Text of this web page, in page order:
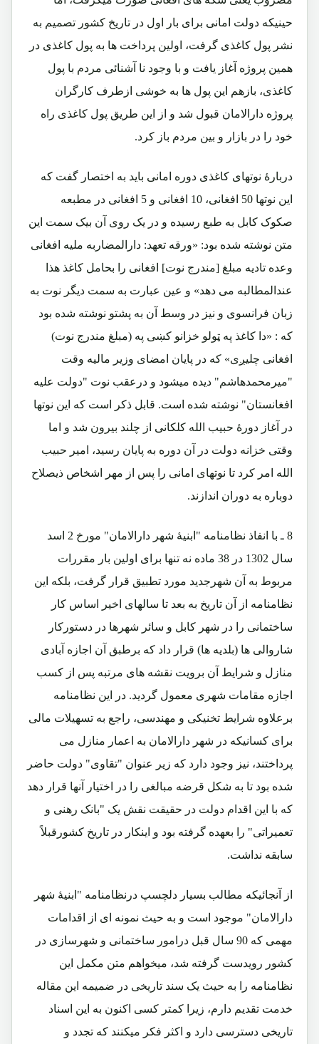
حینیکه دولت امانی برای بار اول در تاریخ کشور تصمیم به
نشر پول کاغذی گرفت، اولین پرداخت ها به پول کاغذی در
همین پروژه آغاز یافت و با وجود نا آشنائی مردم با پول
کاغذی، بازهم این پول ها به خوشی ازطرف کارگران
پروژه دارالامان قبول شد و از این طریق پول کاغذی راه
خود را در بازار و بین مردم باز کرد.
دربارۀ نوتهای کاغذی دوره امانی باید به اختصار گفت که
این نوتها 50 افغانی، 10 افغانی و 5 افغانی در مطبعه
صکوک کابل به طبع رسیده و در یک روی آن بیک سمت این
متن نوشته شده بود: «ورقه تعهد: دارالمضاربه ملیه افغانی
وعده تادیه مبلغ [مندرج نوت] افغانی را بحامل کاغذ هذا
عندالمطالبه می دهد» و عین عبارت به سمت دیگر نوت به
زبان فرانسوی و نیز در وسط آن به پشتو نوشته شده بود
که : «دا کاغذ په ټولو خزانو کښی په (مبلغ مندرج نوت)
افغانی چلیږی» که در پایان امضای وزیر مالیه وقت
"میرمحمدهاشم" دیده میشود و درعقب نوت "دولت علیه
افغانستان" نوشته شده است. قابل ذکر است که این نوتها
در آغاز دورۀ حبیب الله کلکانی از چلند بیرون شد و اما
وقتی خزانه دولت در آن دوره به پایان رسید، امیر حبیب
الله امر کرد تا نوتهای امانی را پس از مهر اشخاص ذیصلاح
دوباره به دوران اندازند.
8 ـ با انفاذ نظامنامه "ابنیۀ شهر دارالامان" مورخ 2 اسد
سال 1302 در 38 ماده نه تنها برای اولین بار مقررات
مربوط به آن شهرجدید مورد تطبیق قرار گرفت، بلکه این
نظامنامه از آن تاریخ به بعد تا سالهای اخیر اساس کار
ساختمانی را در شهر کابل و سائر شهرها در دستورکار
شاروالی ها (بلدیه ها) قرار داد که برطبق آن اجازه آبادی
منازل و شرایط آن برویت نقشه های مرتبه پس از کسب
اجازه مقامات شهری معمول گردید. در این نظامنامه
برعلاوه شرایط تخنیکی و مهندسی، راجع به تسهیلات مالی
برای کسانیکه در شهر دارالامان به اعمار منازل می
پرداختند، نیز وجود دارد که زیر عنوان "تقاوی" دولت حاضر
شده بود تا به شکل قرضه مبالغی را در اختیار آنها قرار دهد
که با این اقدام دولت در حقیقت نقش یک "بانک رهنی و
تعمیراتی" را بعهده گرفته بود و اینکار در تاریخ کشورقبلاً
سابقه نداشت.
از آنجائیکه مطالب بسیار دلچسپ درنظامنامه "ابنیۀ شهر
دارالامان" موجود است و به حیث نمونه ای از اقدامات
مهمی که 90 سال قبل درامور ساختمانی و شهرسازی در
کشور رویدست گرفته شد، میخواهم متن مکمل این
نظامنامه را به حیث یک سند تاریخی در ضمیمه این مقاله
خدمت تقدیم دارم، زیرا کمتر کسی اکنون به این اسناد
تاریخی دسترسی دارد و اکثر فکر میکنند که تجدد و